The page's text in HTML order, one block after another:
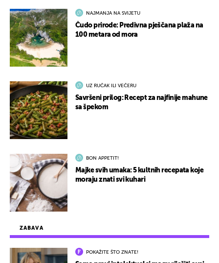
ZABAVA
POKAŽITE ŠTO ZNATE!
NAJMANJA NA SVIJETU
Čudo prirode: Predivna pješčana plaža na
100 metara od mora
UZ RUČAK ILI VEČERU
Savršeni prilog: Recept za najfinije mahune
sa špekom
BON APPETIT!
Majke svih umaka: 5 kultnih recepata koje
moraju znati svi kuhari